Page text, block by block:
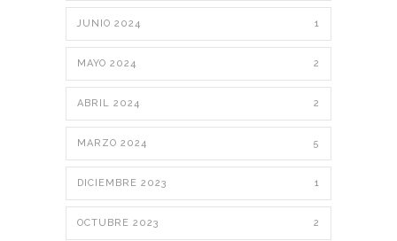
JUNIO 2024 1
MAYO 2024 2
ABRIL 2024 2
MARZO 2024 5
DICIEMBRE 2023 1
OCTUBRE 2023 2